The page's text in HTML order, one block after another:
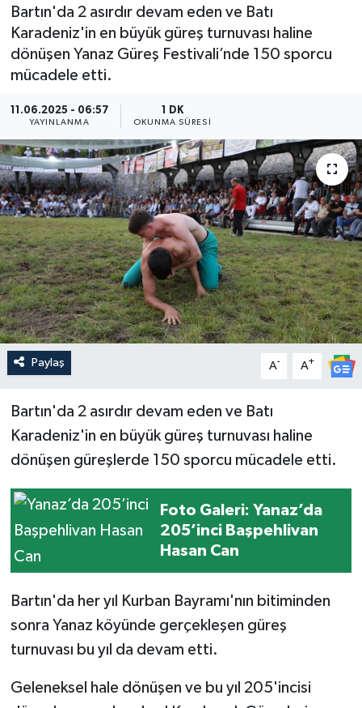
Bartın'da 2 asırdır devam eden ve Batı
Karadeniz'in en büyük güreş turnuvası haline
dönüşen Yanaz Güreş Festivali’nde 150 sporcu
mücadele etti.
11.06.2025 - 06:57
YAYINLANMA
1 DK
OKUNMA SÜRESI
Paylaş A- A+
Bartın'da 2 asırdır devam eden ve Batı
Karadeniz'in en büyük güreş turnuvası haline
dönüşen güreşlerde 150 sporcu mücadele etti.
Foto Galeri: Yanaz’da
205’inci Başpehlivan
Hasan Can
Bartın'da her yıl Kurban Bayramı'nın bitiminden
sonra Yanaz köyünde gerçekleşen güreş
turnuvası bu yıl da devam etti.
Geleneksel hale dönüşen ve bu yıl 205'incisi
Medya
Sağlık
Sinema
Sivil Toplum
Siyaset
Spor
Tarım
Turizm
Yaşam
DÜNYA